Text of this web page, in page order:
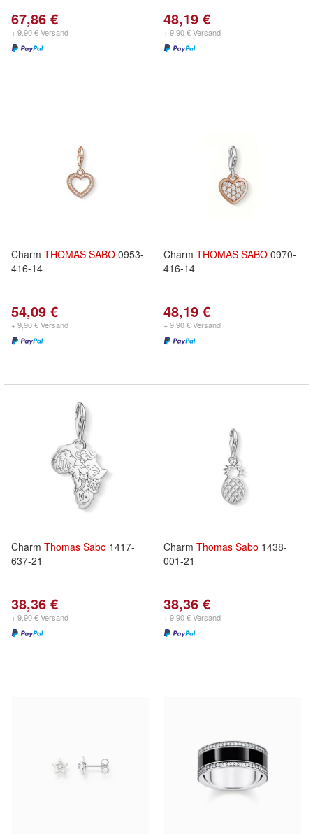
67,86 €
+ 9,90 € Versand
48,19 €
+ 9,90 € Versand
Charm THOMAS SABO 0953-
416-14
54,09 €
+ 9,90 € Versand
Charm THOMAS SABO 0970-
416-14
48,19 €
+ 9,90 € Versand
Charm Thomas Sabo 1417-
637-21
38,36 €
+ 9,90 € Versand
Charm Thomas Sabo 1438-
001-21
38,36 €
+ 9,90 € Versand